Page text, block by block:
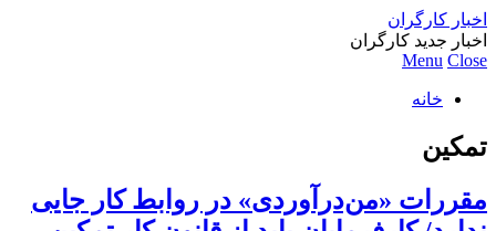
اخبار کارگران
اخبار جدید کارگران
Menu Close
خانه
تمکین
مقررات «من‌درآوردی» در روابط کار جایی